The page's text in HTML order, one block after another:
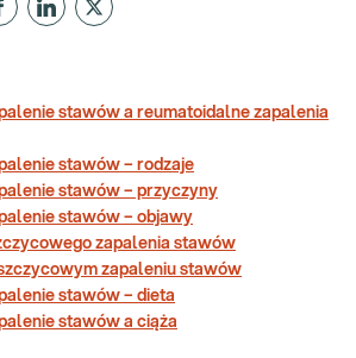
stawów a reumatoidalne zapalenia
stawów – rodzaje
stawów – przyczyny
stawów – objawy
zapalenia stawów
zapaleniu stawów
stawów – dieta
stawów a ciąża